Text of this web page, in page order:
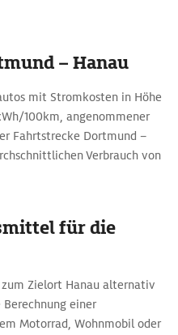
– Hanau
mit Stromkosten in Höhe
100km, angenommener
Fahrtstrecke Dortmund –
Verbrauch von
für die
Zielort Hanau alternativ
einer
Motorrad, Wohnmobil oder